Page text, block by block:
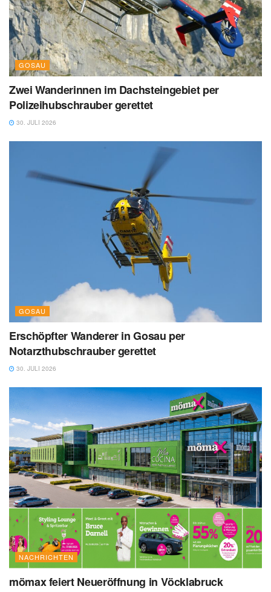
GOSAU
Zwei Wanderinnen im Dachsteingebiet per
Polizeihubschrauber gerettet
30. JULI 2026
GOSAU
Erschöpfter Wanderer in Gosau per
Notarzthubschrauber gerettet
30. JULI 2026
NACHRICHTEN
mömax feiert Neueröffnung in Vöcklabruck